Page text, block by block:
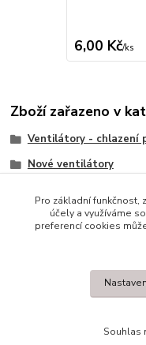
6,00 Kč/ks
Zboží zařazeno v
Ventilátory - chlazení
Nové ventilátory
© 2014 - 2025 Díly pro
Pro základní funkčnost,
účely a využíváme
preferencí cookies
Souhlas